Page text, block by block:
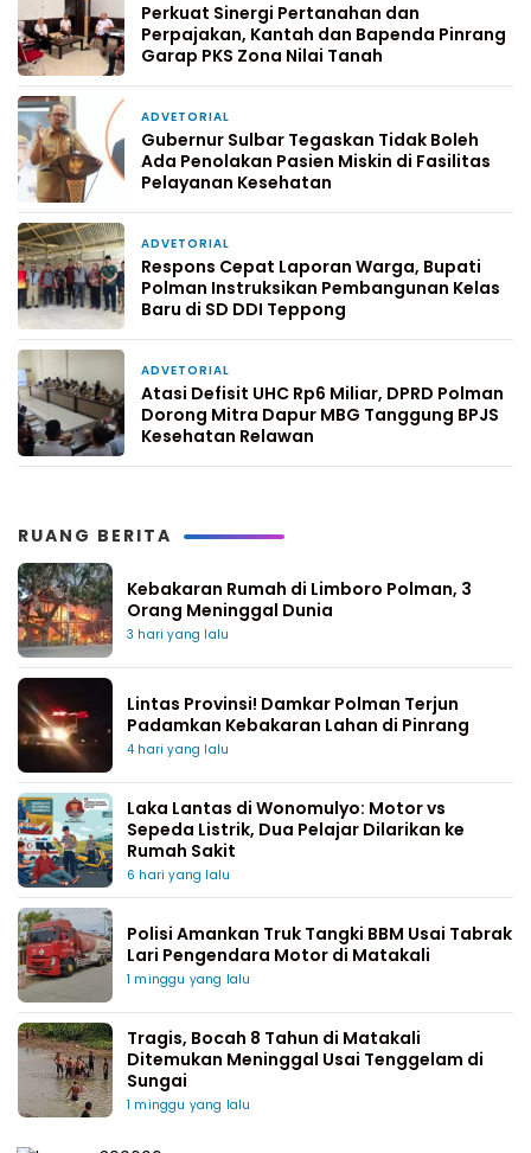
Perkuat Sinergi Pertanahan dan
Perpajakan, Kantah dan Bapenda Pinrang
Garap PKS Zona Nilai Tanah
ADVETORIAL
Gubernur Sulbar Tegaskan Tidak Boleh
Ada Penolakan Pasien Miskin di Fasilitas
Pelayanan Kesehatan
ADVETORIAL
Respons Cepat Laporan Warga, Bupati
Polman Instruksikan Pembangunan Kelas
Baru di SD DDI Teppong
ADVETORIAL
Atasi Defisit UHC Rp6 Miliar, DPRD Polman
Dorong Mitra Dapur MBG Tanggung BPJS
Kesehatan Relawan
RUANG BERITA
Kebakaran Rumah di Limboro Polman, 3
Orang Meninggal Dunia
3 hari yang lalu
Lintas Provinsi! Damkar Polman Terjun
Padamkan Kebakaran Lahan di Pinrang
4 hari yang lalu
Laka Lantas di Wonomulyo: Motor vs
Sepeda Listrik, Dua Pelajar Dilarikan ke
Rumah Sakit
6 hari yang lalu
Polisi Amankan Truk Tangki BBM Usai Tabrak
Lari Pengendara Motor di Matakali
1 minggu yang lalu
Tragis, Bocah 8 Tahun di Matakali
Ditemukan Meninggal Usai Tenggelam di
Sungai
1 minggu yang lalu